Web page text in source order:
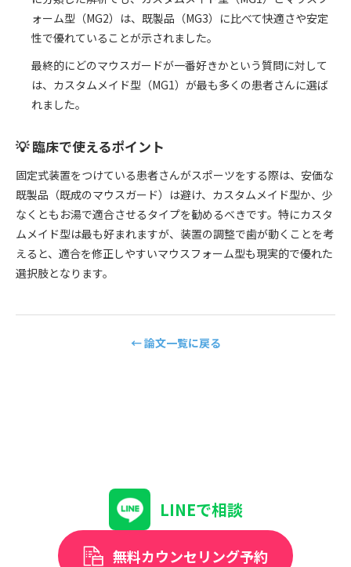
ォーム型（MG2）は、既製品（MG3）に比べて快適さや安定
性で優れていることが示されました。
最終的にどのマウスガードが一番好きかという質問に対して
は、カスタムメイド型（MG1）が最も多くの患者さんに選ば
れました。
💡 臨床で使えるポイント
固定式装置をつけている患者さんがスポーツをする際は、安価な
既製品（既成のマウスガード）は避け、カスタムメイド型か、少
なくともお湯で適合させるタイプを勧めるべきです。特にカスタ
ムメイド型は最も好まれますが、装置の調整で歯が動くことを考
えると、適合を修正しやすいマウスフォーム型も現実的で優れた
選択肢となります。
← 論文一覧に戻る
LINEで相談
無料カウンセリング予約